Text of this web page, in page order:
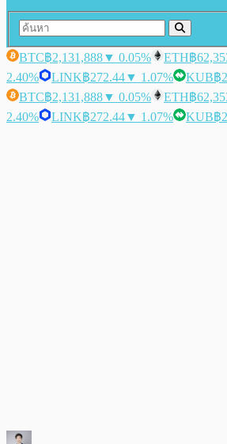
BTC฿2,131,888▼ 0.05% ETH฿
2.40%
LINK฿272.44▼ 1.07% KUB฿
BTC฿2,131,888▼ 0.05% ETH฿
2.40%
LINK฿272.44▼ 1.07% KUB฿